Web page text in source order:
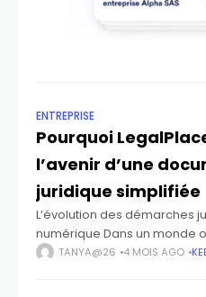
ENTREPRISE
Pourquoi
l’avenir d’une
juridique simplifiée
L’évolution des démarches
numérique Dans un monde
sont devenues des
TANYA@26 4 MOIS AGO